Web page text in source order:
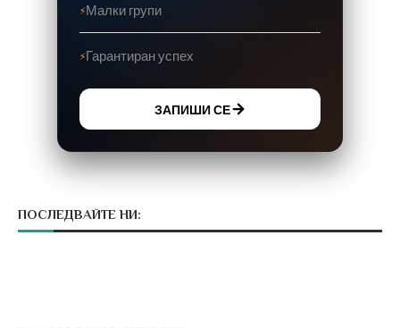
Малки групи
Гарантиран успех
ЗАПИШИ СЕ
ПОСЛЕДВАЙТЕ НИ: